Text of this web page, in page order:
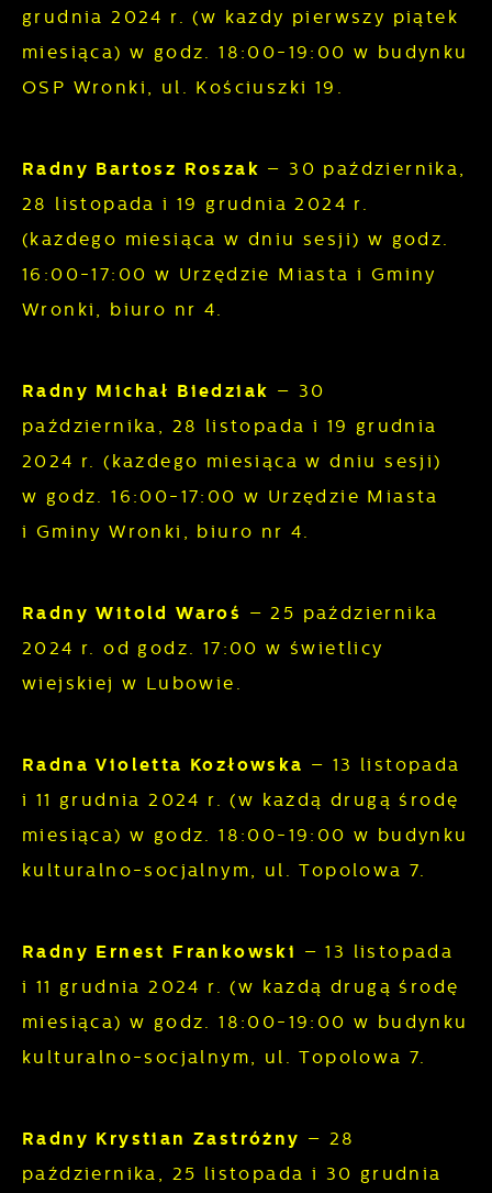
grudnia 2024 r. (w każdy pierwszy piątek
miesiąca) w godz. 18:00-19:00 w budynku
OSP Wronki, ul. Kościuszki 19.
Radny Bartosz Roszak – 30 października,
28 listopada i 19 grudnia 2024 r.
(każdego miesiąca w dniu sesji) w godz.
16:00-17:00 w Urzędzie Miasta i Gminy
Wronki, biuro nr 4.
Radny Michał Biedziak – 30
października, 28 listopada i 19 grudnia
2024 r. (każdego miesiąca w dniu sesji)
w godz. 16:00-17:00 w Urzędzie Miasta
i Gminy Wronki, biuro nr 4.
Radny Witold Waroś – 25 października
2024 r. od godz. 17:00 w świetlicy
wiejskiej w Lubowie.
Radna Violetta Kozłowska – 13 listopada
i 11 grudnia 2024 r. (w każdą drugą środę
miesiąca) w godz. 18:00-19:00 w budynku
kulturalno-socjalnym, ul. Topolowa 7.
Radny Ernest Frankowski – 13 listopada
i 11 grudnia 2024 r. (w każdą drugą środę
miesiąca) w godz. 18:00-19:00 w budynku
kulturalno-socjalnym, ul. Topolowa 7.
Radny Krystian Zastróżny – 28
października, 25 listopada i 30 grudnia
dostępność większej ilości funkcji na stronie.
Analityczne pliki cookies pomagają nam
rozwijać się i dostosowywać do Twoich
informacji w zakresie wykorzystywania witryny
internetowej, miejsca oraz częstotliwości, z
internetowych pod względem ich popularności
wśród użytkowników. Zgromadzone
dostępność wszystkich funkcjonalności.
Dzięki reklamowym plikom cookies
Promocyjne pliki cookies służą do
prezentowania Ci naszych komunikatów na
Twoich zwyczajów dotyczących przeglądanej
witryny internetowej. Treści promocyjne mogą
pojawić się na stronach podmiotów trzecich
charakterze pośredników prezentujących
nasze treści w postaci wiadomości, ofert,
komunikatów mediów społecznościowych.
Więcej